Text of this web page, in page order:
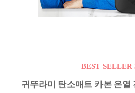
BEST SELLER
귀뚜라미 탄소매트 카본 온열